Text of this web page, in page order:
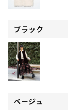
ブラック
ベージュ